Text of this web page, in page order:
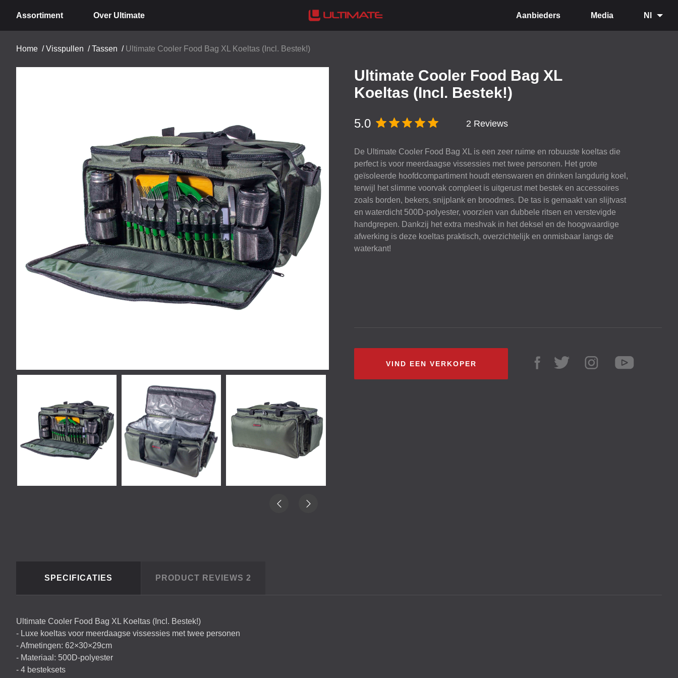
Assortiment Over Ultimate Aanbieders Media Nl
Home /Visspullen /Tassen / Ultimate Cooler Food Bag XL Koeltas (Incl. Bestek!)
Ultimate Cooler Food Bag XL
Koeltas (Incl. Bestek!)
5.0 2 Reviews
De Ultimate Cooler Food Bag XL is een zeer ruime en robuuste koeltas die
perfect is voor meerdaagse vissessies met twee personen. Het grote
geïsoleerde hoofdcompartiment houdt etenswaren en drinken langdurig koel,
terwijl het slimme voorvak compleet is uitgerust met bestek en accessoires
zoals borden, bekers, snijplank en broodmes. De tas is gemaakt van slijtvast
en waterdicht 500D-polyester, voorzien van dubbele ritsen en verstevigde
handgrepen. Dankzij het extra meshvak in het deksel en de hoogwaardige
afwerking is deze koeltas praktisch, overzichtelijk en onmisbaar langs de
waterkant!
VIND EEN VERKOPER
SPECIFICATIES PRODUCT REVIEWS 2
Ultimate Cooler Food Bag XL Koeltas (Incl. Bestek!)
- Luxe koeltas voor meerdaagse vissessies met twee personen
- Afmetingen: 62×30×29cm
- Materiaal: 500D-polyester
- 4 besteksets